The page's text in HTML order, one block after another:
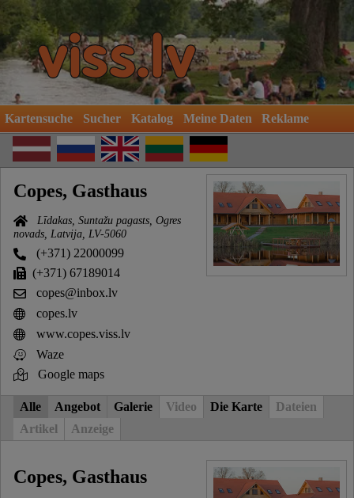
Kartensuche Sucher Katalog Meine Daten Reklame
Copes, Gasthaus
Līdakas, Suntažu pagasts, Ogres
novads, Latvija, LV-5060
(+371) 22000099
(+371) 67189014
copes@inbox.lv
copes.lv
www.copes.viss.lv
Waze
Google maps
Alle Angebot Galerie Video Die Karte
Dateien
Artikel
Anzeige
Copes, Gasthaus